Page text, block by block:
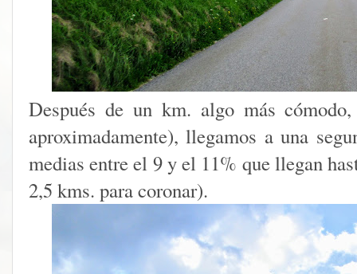
Después de un km. algo más
aproximadamente), llegamos a una
medias entre el 9 y el 11% que llegan
2,5 kms. para coronar).